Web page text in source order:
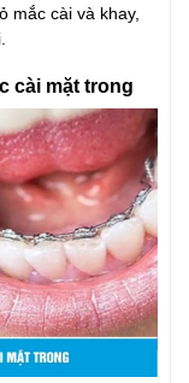
mắc cài và khay,
cài mặt trong